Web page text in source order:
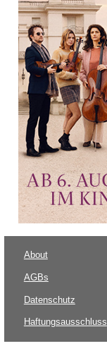
About
AGBs
Datenschutz
Haftungsausschluss